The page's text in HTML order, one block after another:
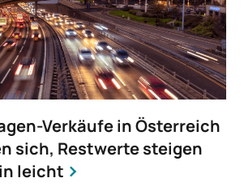
Verkäufe in Österreich
sich, Restwerte steigen
leicht